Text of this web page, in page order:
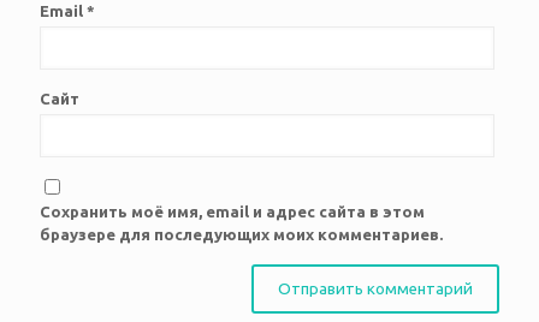
Email *
Сайт
Сохранить моё имя, email и адрес сайта в этом
браузере для последующих моих комментариев.